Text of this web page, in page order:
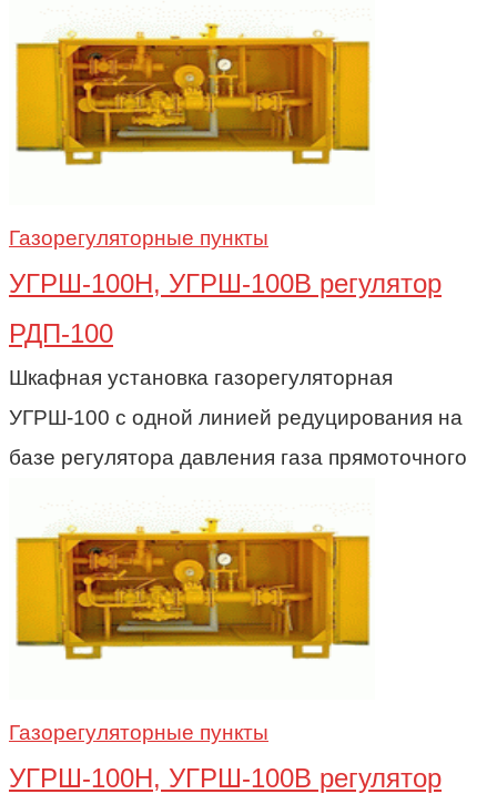
Газорегуляторные пункты
УГРШ-100Н, УГРШ-100В регулятор
РДП-100
Шкафная установка газорегуляторная
УГРШ-100 с одной линией редуцирования на
базе регулятора давления газа прямоточного
Газорегуляторные пункты
УГРШ-100Н, УГРШ-100В регулятор